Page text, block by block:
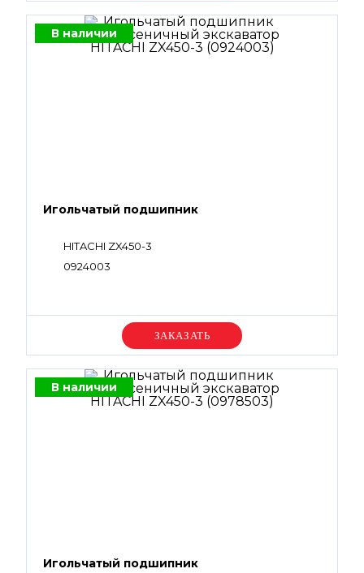
В наличии
Игольчатый подшипник
HITACHI ZX450-3
0924003
Уточняйте цену
В наличии
Игольчатый подшипник